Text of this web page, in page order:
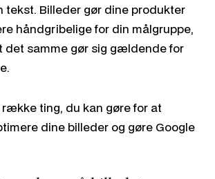
tekst. Billeder gør dine produkter
håndgribelige for din målgruppe,
samme gør sig gældende for
ting, du kan gøre for at
dine billeder og gøre Google